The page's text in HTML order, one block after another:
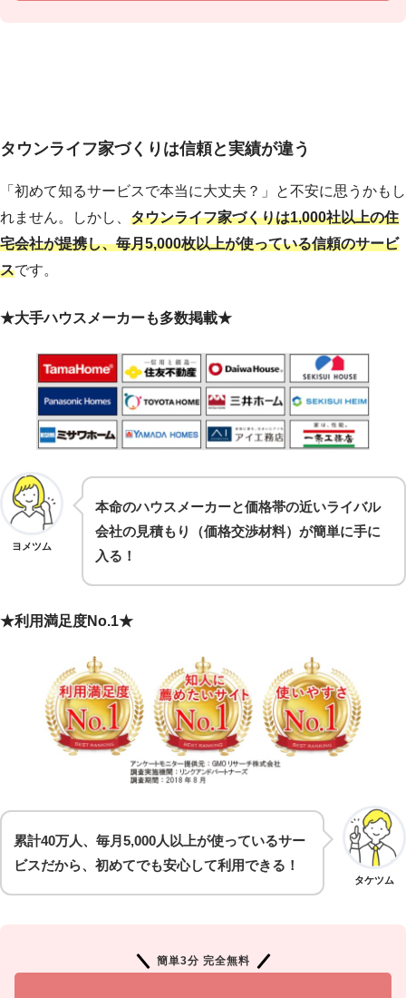
タウンライフ家づくりは信頼と実績が違う
「初めて知るサービスで本当に大丈夫？」と不安に思うかもし
れません。しかし、 タウンライフ家づくりは1,000社以上の住
宅会社が提携し、毎月5,000枚以上が使っている信頼のサービ
スです。
★大手ハウスメーカーも多数掲載★
ヨメツム
本命のハウスメーカーと価格帯の近いライバル
会社の見積もり（価格交渉材料）が簡単に手に
入る！
★利用満足度No.1★
タケツム
累計40万人、毎月5,000人以上が使っているサー
ビスだから、初めてでも安心して利用できる！
簡単3分 完全無料